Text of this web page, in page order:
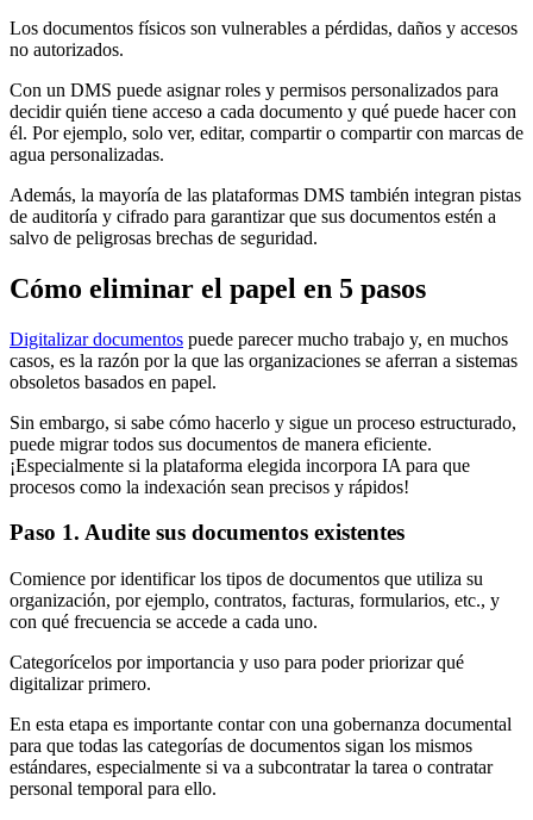
Los documentos físicos son vulnerables a pérdidas, daños y accesos
no autorizados.
Con un DMS puede asignar roles y permisos personalizados para
decidir quién tiene acceso a cada documento y qué puede hacer con
él. Por ejemplo, solo ver, editar, compartir o compartir con marcas de
agua personalizadas.
Además, la mayoría de las plataformas DMS también integran pistas
de auditoría y cifrado para garantizar que sus documentos estén a
salvo de peligrosas brechas de seguridad.
Cómo eliminar el papel en 5 pasos
Digitalizar documentos puede parecer mucho trabajo y, en muchos
casos, es la razón por la que las organizaciones se aferran a sistemas
obsoletos basados en papel.
Sin embargo, si sabe cómo hacerlo y sigue un proceso estructurado,
puede migrar todos sus documentos de manera eficiente.
¡Especialmente si la plataforma elegida incorpora IA para que
procesos como la indexación sean precisos y rápidos!
Paso 1. Audite sus documentos existentes
Comience por identificar los tipos de documentos que utiliza su
organización, por ejemplo, contratos, facturas, formularios, etc., y
con qué frecuencia se accede a cada uno.
Categorícelos por importancia y uso para poder priorizar qué
digitalizar primero.
En esta etapa es importante contar con una gobernanza documental
para que todas las categorías de documentos sigan los mismos
estándares, especialmente si va a subcontratar la tarea o contratar
personal temporal para ello.